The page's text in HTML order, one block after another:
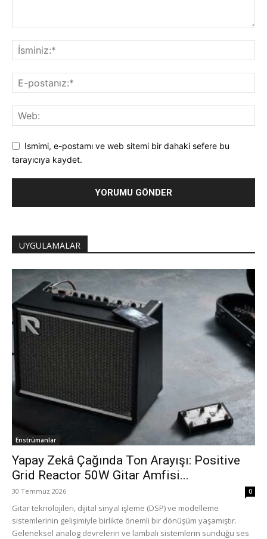
Ismimi, e-postamı ve web sitemi bir dahaki sefere bu
tarayıcıya kaydet.
UYGULAMALAR
Enstrümanlar
Yapay Zekâ Çağında Ton Arayışı: Positive
Grid Reactor 50W Gitar Amfisi...
30 Temmuz 2026 0
Gitar teknolojileri, dijital sinyal işleme (DSP) ve modelleme
sistemlerinin gelişimiyle birlikte önemli bir dönüşüm yaşamıştır.
Geleneksel analog devrelerin ve lambalı sistemlerin sunduğu ses